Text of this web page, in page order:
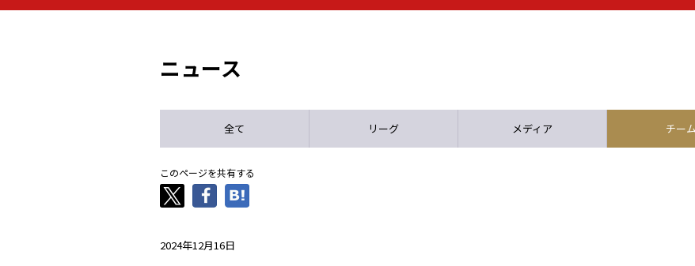
- - - - -
ニュース
全て リーグ メディア チーム
このページを共有する
2024年12月16日